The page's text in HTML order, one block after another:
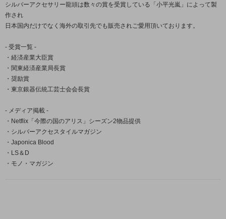
シルバーアクセサリー龍頭は数々の賞を受賞している「小平光嵐」によって製
作され
日本国内だけでなく海外の取引先でも販売されご愛用頂いております。
- 受賞一覧 -
・経済産業大臣賞
・関東経済産業局長賞
・奨励賞
・東京銀器伝統工芸士会会長賞
- メディア掲載 -
・Netflix「今際の国のアリス」シーズン2物品提供
・シルバーアクセスタイルマガジン
・Japonica Blood
・LS＆D
・モノ・マガジン